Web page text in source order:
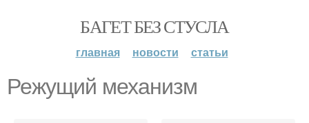
БАГЕТ БЕЗ СТУСЛА
главная новости статьи
Режущий механизм